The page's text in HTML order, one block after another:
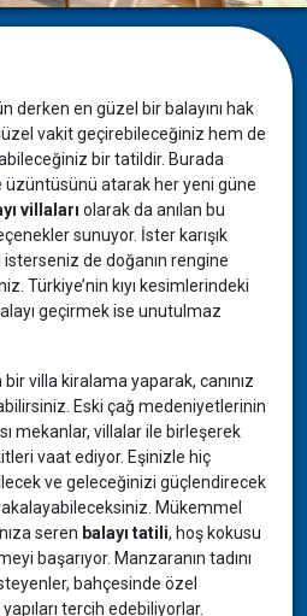
derken en güzel bir balayını hak
vakit geçirebileceğiniz hem de
bir tatildir. Burada
atarak her yeni güne
villaları olarak da anılan bu
sunuyor. İster karışık
de doğanın rengine
Türkiye’nin kıyı kesimlerindeki
geçirmek ise unutulmaz
bir villa kiralama yaparak, canınız
Eski çağ medeniyetlerinin
mekanlar, villalar ile birleşerek
vaat ediyor. Eşinizle hiç
ve geleceğinizi güçlendirecek
Mükemmel
seren balayı tatili, hoş kokusu
başarıyor. Manzaranın tadını
bahçesinde özel
tercih edebiliyorlar.